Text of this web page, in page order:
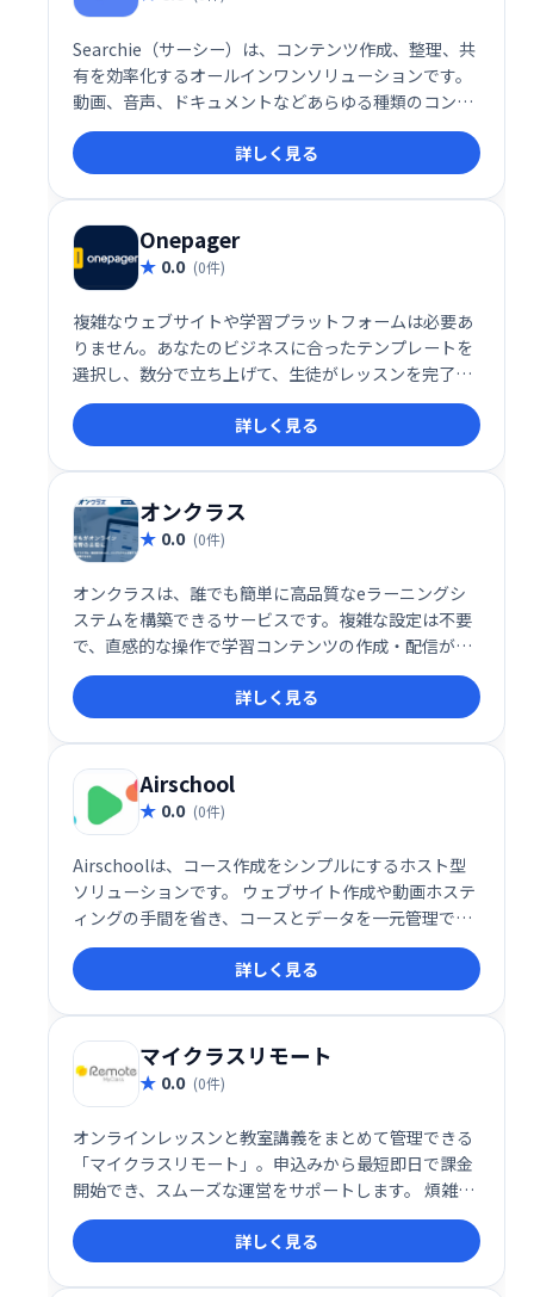
Searchie（サーシー）は、コンテンツ作成、整理、共
有を効率化するオールインワンソリューションです。
動画、音声、ドキュメントなどあらゆる種類のコンテ
ンツを統合的に管理し、検索・共有を容易にします。
知識や経験を活かしたコンテンツビジネスの構築を強
力にサポート。視聴者とのエンゲージメントを高め、
収益化を促進します。柔軟で使いやすいインターフェ
ースで、コンテンツを最大限に活用しましょう。
詳しく見る
Onepager
0.0 (0件)
複雑なウェブサイトや学習プラットフォームは必要あ
りません。あなたのビジネスに合ったテンプレートを
選択し、数分で立ち上げて、生徒がレッスンを完了
し、より良い結果を得て、学習体験を愛するのを手伝
ってください。
詳しく見る
オンクラス
0.0 (0件)
オンクラスは、誰でも簡単に高品質なeラーニングシ
ステムを構築できるサービスです。複雑な設定は不要
で、直感的な操作で学習コンテンツの作成・配信が可
能。充実した機能で、効果的なeラーニングを実現
し、学習者の満足度向上に貢献します。
詳しく見る
Airschool
0.0 (0件)
Airschoolは、コース作成をシンプルにするホスト型
ソリューションです。 ウェブサイト作成や動画ホステ
ィングの手間を省き、コースとデータを一元管理でき
ます。 洗練された公開プロファイルで、学習者へ効果
的にコースを提供可能です。 複雑な設定不要で、すぐ
にコース公開を始められます。
詳しく見る
マイクラスリモート
0.0 (0件)
オンラインレッスンと教室講義をまとめて管理できる
「マイクラスリモート」。申込みから最短即日で課金
開始でき、スムーズな運営をサポートします。 煩雑な
管理業務を効率化し、運営の負担を軽減。 柔軟なシス
テムで、様々な学習形態に対応可能です。
詳しく見る